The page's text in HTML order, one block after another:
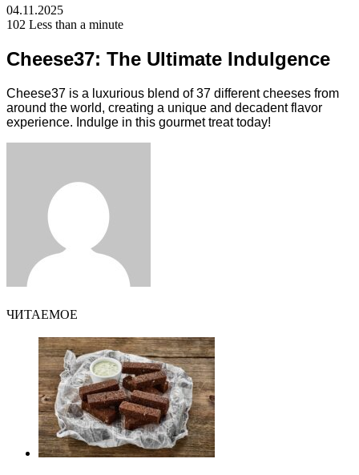
04.11.2025
102 Less than a minute
Cheese37: The Ultimate Indulgence
Cheese37 is a luxurious blend of 37 different cheeses from
around the world, creating a unique and decadent flavor
experience. Indulge in this gourmet treat today!
ЧИТАЕМОЕ